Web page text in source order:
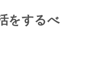
をするべ